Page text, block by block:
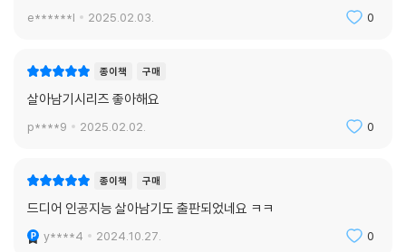
e******l 2025.02.03. 0
종이책 구매
살아남기시리즈 좋아해요
p****9 2025.02.02. 0
종이책 구매
드디어 인공지능 살아남기도 출판되었네요 ㅋㅋ
y****4 2024.10.27. 0